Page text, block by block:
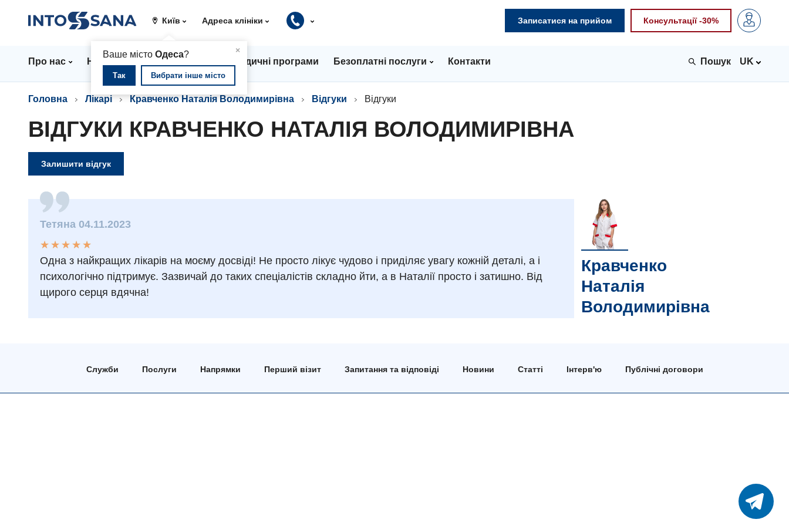
Київ
×
Ваше місто Одеса?
Так Вибрати інше місто
Адреса клініки Записатися на прийом Консультації -30%
Про нас Напрямки Ціни Медичні програми Безоплатні послуги Контакти UK
Головна Лікарі Кравченко Наталія Володимирівна Відгуки Відгуки
ВІДГУКИ КРАВЧЕНКО НАТАЛІЯ ВОЛОДИМИРІВНА
Залишити відгук
Тетяна 04.11.2023
★
★
★
★
★
★ ★ ★ ★ ★
Одна з найкращих лікарів на моєму досвіді! Не просто лікує чудово і приділяє увагу кожній деталі, а і
психологічно підтримує. Зазвичай до таких спеціалістів складно йти, а в Наталії просто і затишно. Від
щирого серця вдячна!
Кравченко
Наталія
Володимирівна
Служби Послуги Напрямки Перший візит Запитання та відповіді Новини Статті Інтерв'ю Публічні договори